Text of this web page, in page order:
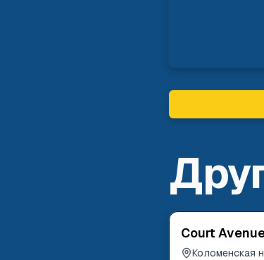
Court
Коломенская